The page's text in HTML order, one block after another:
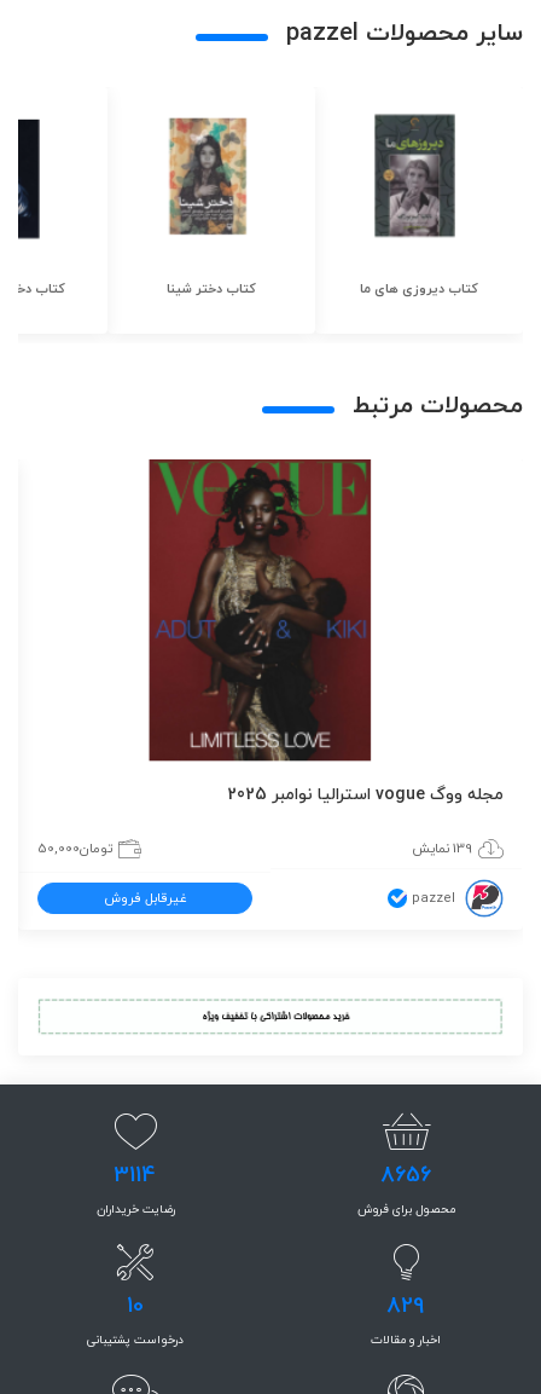
سایر محصولات pazzel
کتاب دیروزی های ما کتاب دختر شینا کتاب دختر
محصولات مرتبط
مجله ووگ vogue استرالیا نوامبر 2025
139 نمایش تومان50,000
pazzel غیرقابل فروش
8656
محصول برای فروش
3114
رضایت خریداران
829
اخبار و مقالات
10
درخواست پشتیبانی